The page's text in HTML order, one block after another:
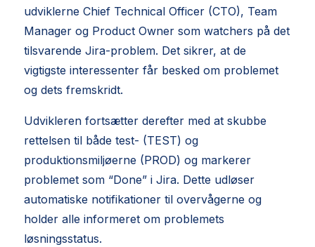
udviklerne Chief Technical Officer (CTO), Team
Manager og Product Owner som watchers på det
tilsvarende Jira-problem. Det sikrer, at de
vigtigste interessenter får besked om problemet
og dets fremskridt.
Udvikleren fortsætter derefter med at skubbe
rettelsen til både test- (TEST) og
produktionsmiljøerne (PROD) og markerer
problemet som “Done” i Jira. Dette udløser
automatiske notifikationer til overvågerne og
holder alle informeret om problemets
løsningsstatus.